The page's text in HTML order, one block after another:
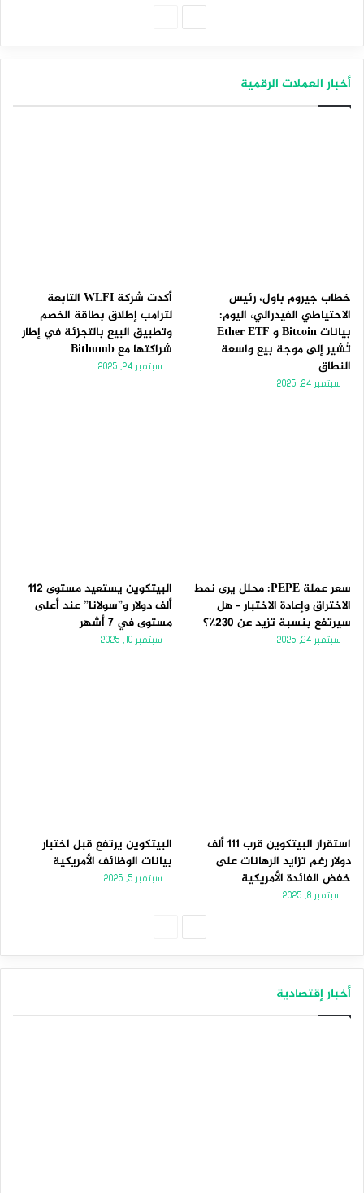
أخبار العملات الرقمية
خطاب جيروم باول، رئيس
الاحتياطي الفيدرالي، اليوم:
بيانات Bitcoin و Ether ETF
تُشير إلى موجة بيع واسعة
النطاق
سبتمبر 24, 2025
أكدت شركة WLFI التابعة
لترامب إطلاق بطاقة الخصم
وتطبيق البيع بالتجزئة في إطار
شراكتها مع Bithumb
سبتمبر 24, 2025
سعر عملة PEPE: محلل يرى نمط
الاختراق وإعادة الاختبار – هل
سيرتفع بنسبة تزيد عن 230٪؟
سبتمبر 24, 2025
البيتكوين يستعيد مستوى 112
ألف دولار و”سولانا” عند أعلى
مستوى في 7 أشهر
سبتمبر 10, 2025
استقرار البيتكوين قرب 111 ألف
دولار رغم تزايد الرهانات على
خفض الفائدة الأمريكية
سبتمبر 8, 2025
البيتكوين يرتفع قبل اختبار
بيانات الوظائف الأمريكية
سبتمبر 5, 2025
أخبار إقتصادية